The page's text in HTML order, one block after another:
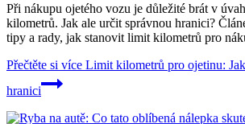
Při nákupu ojetého vozu je důležité brát v
kilometrů. Jak ale určit správnou hranici?
tipy a rady, jak stanovit limit kilometrů pro
Přečtěte si více Limit kilometrů pro ojetinu:
hranici